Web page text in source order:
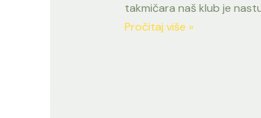
takmičara naš klub je
Prvenstvo
Pročitaj više »